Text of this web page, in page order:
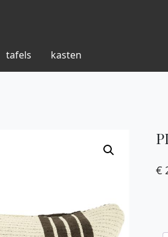
tafels kasten
€